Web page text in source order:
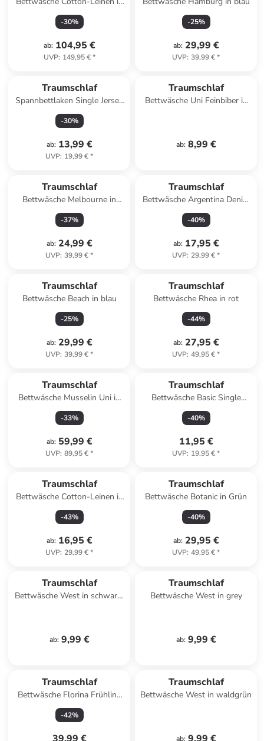
weiss
-30%
ab: 104,95 €
UVP: 149,95 €*
-25%
ab: 29,99 €
UVP: 39,99 €*
Traumschlaf
Spannbettlaken Single Jersey
in hellblau
-30%
ab: 13,99 €
UVP: 19,99 €*
Traumschlaf
Bettwäsche Uni Feinbiber in
ab: 8,99 €
Traumschlaf
Bettwäsche Melbourne in
weiss
-37%
ab: 24,99 €
UVP: 39,99 €*
Traumschlaf
Bettwäsche Argentina Denim
in denimblau
-40%
ab: 17,95 €
UVP: 29,99 €*
Traumschlaf
Bettwäsche Beach in blau
-25%
ab: 29,99 €
UVP: 39,99 €*
Traumschlaf
Bettwäsche Rhea in rot
-44%
ab: 27,95 €
UVP: 49,95 €*
Traumschlaf
Bettwäsche Musselin Uni in
bleu
-33%
ab: 59,99 €
UVP: 89,95 €*
Traumschlaf
Bettwäsche Basic Single
Jersey Kissenbezug in hellblau
-40%
11,95 €
UVP: 19,95 €*
Traumschlaf
Bettwäsche Cotton-Leinen in
jade
-43%
ab: 16,95 €
UVP: 29,99 €*
Traumschlaf
Bettwäsche Botanic in Grün
-40%
ab: 29,95 €
UVP: 49,95 €*
Traumschlaf
Bettwäsche West in schwarz-
ab: 9,99 €
Traumschlaf
Bettwäsche West in grey
ab: 9,99 €
Traumschlaf
Bettwäsche Florina Frühling
Blumen in multicolor
-42%
Traumschlaf
Bettwäsche West in waldgrün
ab: